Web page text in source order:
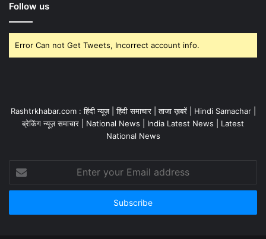
Follow us
Error Can not Get Tweets, Incorrect account info.
Rashtrkhabar.com : हिंदी न्यूज़ | हिंदी समाचार | ताजा ख़बरें | Hindi Samachar |
ब्रेकिंग न्यूज़ समाचार | National News | India Latest News | Latest
National News
Enter
your
Email